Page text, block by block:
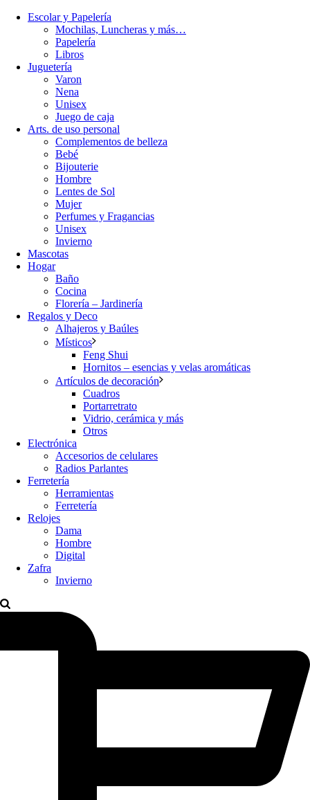
Escolar y Papelería
Mochilas, Luncheras y más…
Papelería
Libros
Juguetería
Varon
Nena
Unisex
Juego de caja
Arts. de uso personal
Complementos de belleza
Bebé
Bijouterie
Hombre
Lentes de Sol
Mujer
Perfumes y Fragancias
Unisex
Invierno
Mascotas
Hogar
Baño
Cocina
Florería – Jardinería
Regalos y Deco
Alhajeros y Baúles
Místicos
Feng Shui
Hornitos – esencias y velas aromáticas
Artículos de decoración
Cuadros
Portarretrato
Vidrio, cerámica y más
Otros
Electrónica
Accesorios de celulares
Radios Parlantes
Ferretería
Herramientas
Ferretería
Relojes
Dama
Hombre
Digital
Zafra
Invierno